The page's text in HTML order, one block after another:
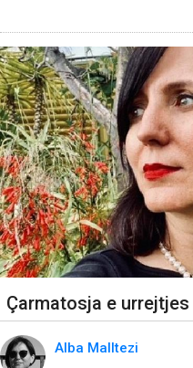
Çarmatosja e urrejtjes
Alba Malltezi